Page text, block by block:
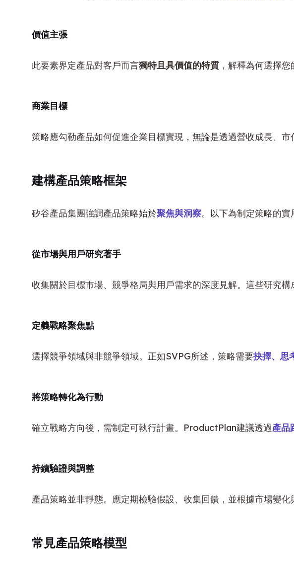
價值主張
此要素界定產品對客戶而言獨特且具價值的特質 ，解釋為何選擇
商業目標
策略應勾勒產品如何促進企業目標實現，無論是透過營收成長、市
建構產品策略框架
矽谷產品集團強調產品策略始於聚焦與洞察。以下為制定策略的實
從市場與用戶研究著手
收集關於目標市場、競爭格局與用戶需求的深度見解。這些研究
定義戰略聚焦點
選擇競爭領域與非競爭領域。正如SVPG所述，策略需要抉擇、思
將策略轉化為行動
確立戰略方向後，需制定可執行計畫。ProductPlan建議透過產品
持續驗證與調整
產品策略並非靜態。應定期檢驗假設、收集回饋，並根據市場變化
常見產品策略模型